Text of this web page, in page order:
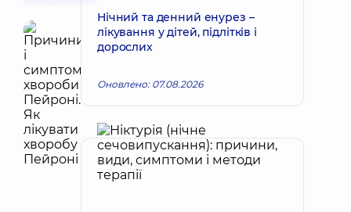
Нічний та денний енурез –
лікування у дітей, підлітків і
дорослих
Оновлено: 07.08.2026